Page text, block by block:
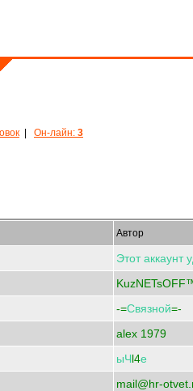
Он-лайн: 3
Автор
Этот аккаунт
-=Связной=-
alex 1979
ыЧl4е
mail@hr-